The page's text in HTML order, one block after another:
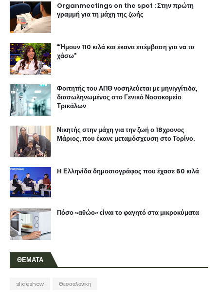
Organmeetings on the spot : Στην πρώτη
γραμμή για τη μάχη της ζωής
"Ήμουν 110 κιλά και έκανα επέμβαση για να τα
χάσω"
Φοιτητής του ΑΠΘ νοσηλεύεται με μηνιγγίτιδα,
διασωληνωμένος στο Γενικό Νοσοκομείο
Τρικάλων
Νικητής στην μάχη για την ζωή ο 18χρονος
Μάριος, που έκανε μεταμόσχευση στο Τορίνο.
H Ελληνίδα δημοσιογράφος που έχασε 60 κιλά
Πόσο «αθώο» είναι το φαγητό στα μικροκύματα
ΘΕΜΑΤΑ
slideshow Θεσσαλονίκη